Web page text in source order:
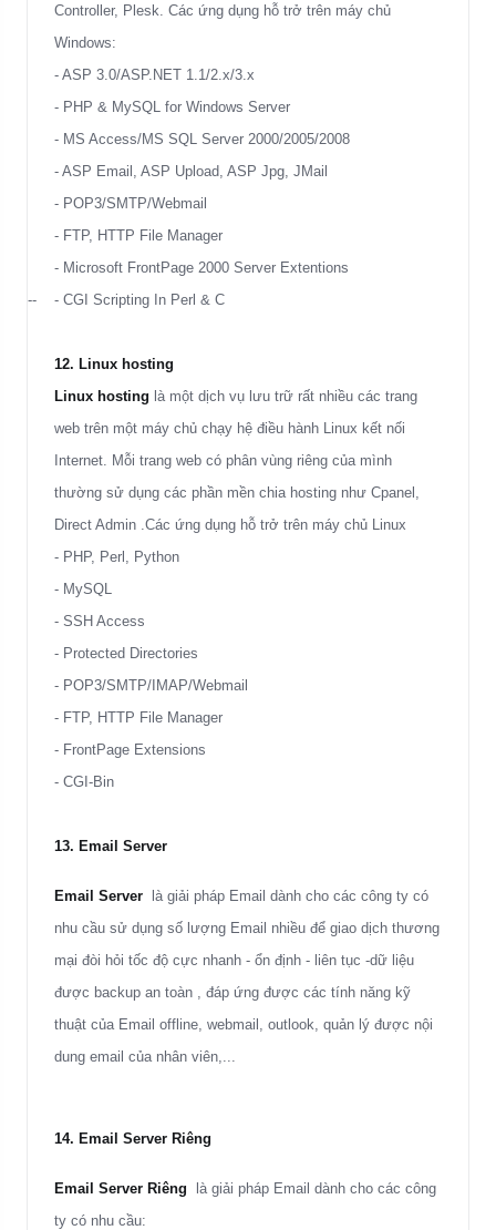
Controller, Plesk. Các ứng dụng hỗ trở trên máy chủ
Windows:
- ASP 3.0/ASP.NET 1.1/2.x/3.x
- PHP & MySQL for Windows Server
- MS Access/MS SQL Server 2000/2005/2008
- ASP Email, ASP Upload, ASP Jpg, JMail
- POP3/SMTP/Webmail
- FTP, HTTP File Manager
- Microsoft FrontPage 2000 Server Extentions
-- - CGI Scripting In Perl & C
12. Linux hosting
Linux hosting là một dịch vụ lưu trữ rất nhiều các trang
web trên một máy chủ chạy hệ điều hành Linux kết nối
Internet. Mỗi trang web có phân vùng riêng của mình
thường sử dụng các phần mền chia hosting như Cpanel,
Direct Admin .Các ứng dụng hỗ trở trên máy chủ Linux
- PHP, Perl, Python
- MySQL
- SSH Access
- Protected Directories
- POP3/SMTP/IMAP/Webmail
- FTP, HTTP File Manager
- FrontPage Extensions
- CGI-Bin
13. Email Server
Email Server
là giải pháp Email dành cho các công ty có
nhu cầu sử dụng số lượng Email nhiều để giao dịch thương
mại đòi hỏi tốc độ cực nhanh - ổn định - liên tục -dữ liệu
được backup an toàn , đáp ứng được các tính năng kỹ
thuật của Email offline, webmail, outlook, quản lý được nội
dung email của nhân viên,...
14. Email Server Riêng
Email Server Riêng
là giải pháp Email dành cho các công
ty có nhu cầu: